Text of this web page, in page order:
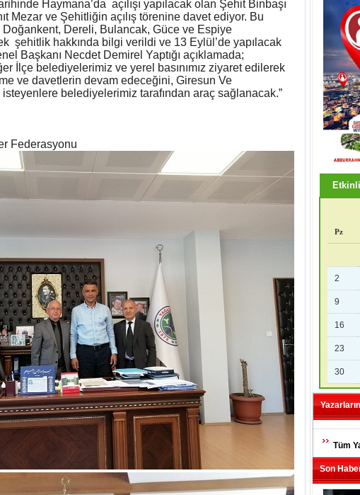
Haymana’da açılışı yapılacak olan Şehit Binbaşı
Mezar ve Şehitliğin açılış törenine davet ediyor. Bu
Dereli, Bulancak, Güce ve Espiye
şehitlik hakkında bilgi verildi ve 13 Eylül’de yapılacak
Başkanı Necdet Demirel Yaptığı açıklamada;
İlçe belediyelerimiz ve yerel basınımız ziyaret edilerek
ve davetlerin devam edeceğini, Giresun Ve
isteyenlere belediyelerimiz tarafından araç sağlanacak.”
Federasyonu
Pz
2
9
16
23
30
Tüm
Son